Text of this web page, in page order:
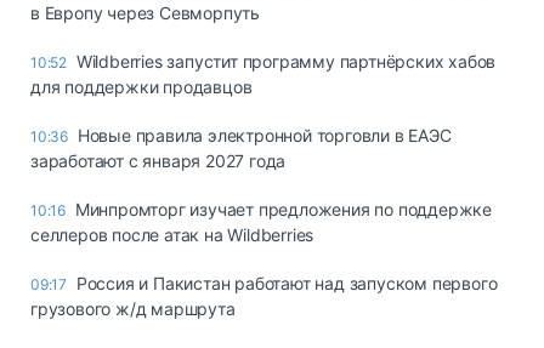
в Европу через Севморпуть
10:52 Wildberries запустит программу партнёрских хабов
для поддержки продавцов
10:36 Новые правила электронной торговли в ЕАЭС
заработают с января 2027 года
10:16 Минпромторг изучает предложения по поддержке
селлеров после атак на Wildberries
09:17
Россия и Пакистан работают над запуском первого
грузового ж/д маршрута